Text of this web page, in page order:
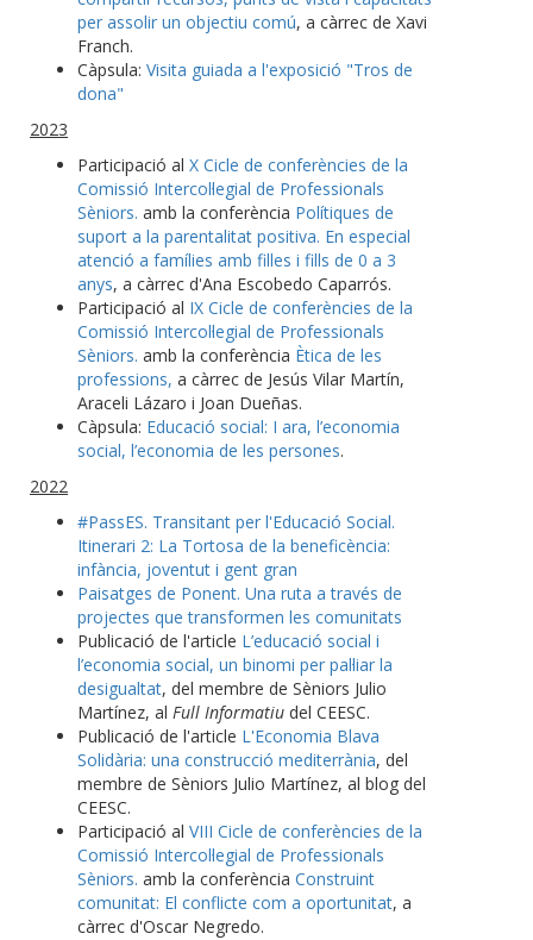
per assolir un objectiu comú, a càrrec de Xavi
Franch.
Càpsula: Visita guiada a l'exposició "Tros de
dona"
2023
Participació al X Cicle de conferències de la
Comissió Intercol·legial de Professionals
Sèniors. amb la conferència Polítiques de
suport a la parentalitat positiva. En especial
atenció a famílies amb filles i fills de 0 a 3
anys, a càrrec d'Ana Escobedo Caparrós.
Participació al IX Cicle de conferències de la
Comissió Intercol·legial de Professionals
Sèniors. amb la conferència Ètica de les
professions, a càrrec de Jesús Vilar Martín,
Araceli Lázaro i Joan Dueñas.
Càpsula: Educació social: I ara, l’economia
social, l’economia de les persones.
2022
#PassES. Transitant per l'Educació Social.
Itinerari 2: La Tortosa de la beneficència:
infància, joventut i gent gran
Paisatges de Ponent. Una ruta a través de
projectes que transformen les comunitats
Publicació de l'article L’educació social i
l’economia social, un binomi per pal·liar la
desigualtat, del membre de Sèniors Julio
Martínez, al Full Informatiu del CEESC.
Publicació de l'article L'Economia Blava
Solidària: una construcció mediterrània, del
membre de Sèniors Julio Martínez, al blog del
CEESC.
Participació al VIII Cicle de conferències de la
Comissió Intercol·legial de Professionals
Sèniors. amb la conferència Construint
comunitat: El conflicte com a oportunitat, a
càrrec d'Oscar Negredo.